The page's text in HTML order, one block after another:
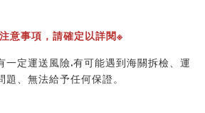
意事項，請確定以詳閱※
一定運送風險.有可能遇到海關拆檢、運
題、無法給予任何保證。